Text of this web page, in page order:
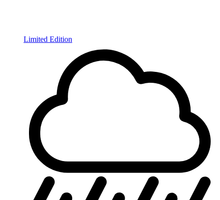
Limited Edition